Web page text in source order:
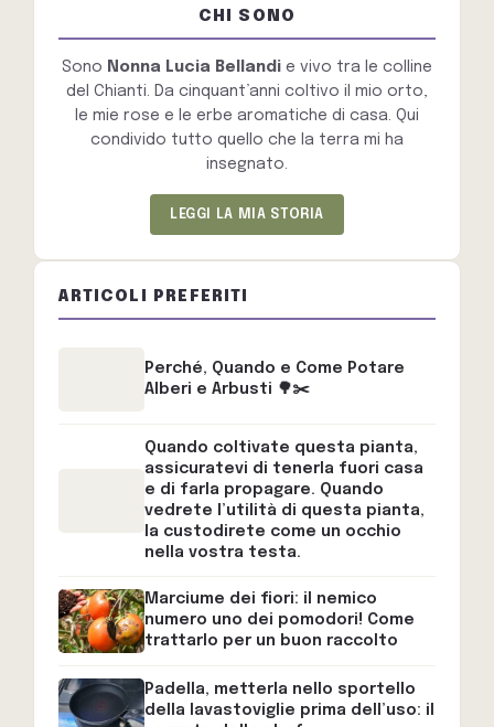
CHI SONO
Sono Nonna Lucia Bellandi e vivo tra le colline
del Chianti. Da cinquant’anni coltivo il mio orto,
le mie rose e le erbe aromatiche di casa. Qui
condivido tutto quello che la terra mi ha
insegnato.
LEGGI LA MIA STORIA
ARTICOLI PREFERITI
Perché, Quando e Come Potare
Alberi e Arbusti 🌳✂️
Quando coltivate questa pianta,
assicuratevi di tenerla fuori casa
e di farla propagare. Quando
vedrete l’utilità di questa pianta,
la custodirete come un occhio
nella vostra testa.
Marciume dei fiori: il nemico
numero uno dei pomodori! Come
trattarlo per un buon raccolto
Padella, metterla nello sportello
della lavastoviglie prima dell’uso: il